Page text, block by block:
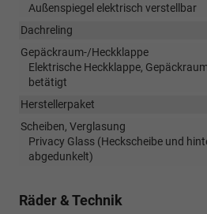
Außenspiegel elektrisch verstellbar
Dachreling
Gepäckraum-/Heckklappe
Elektrische Heckklappe,
betätigt
Herstellerpaket
Scheiben, Verglasung
Privacy Glass (Heckscheibe und
abgedunkelt)
Räder & Technik